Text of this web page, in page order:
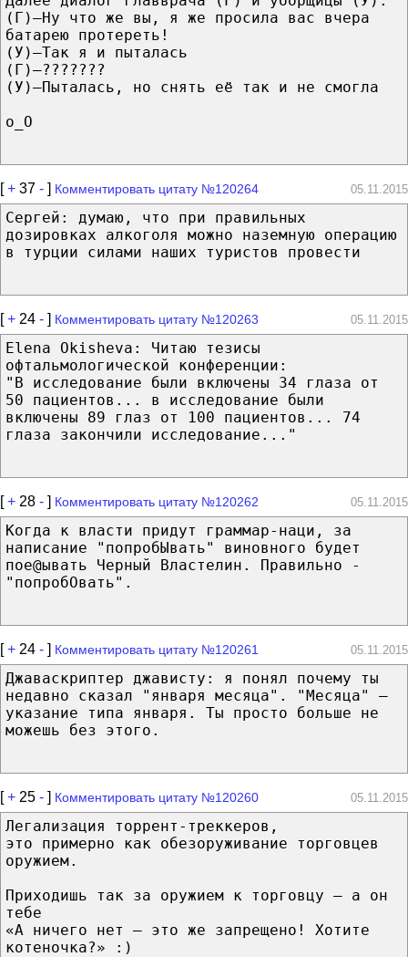
(Г)—Ну что же вы, я же просила вас вчера
батарею протереть!
(У)—Так я и пыталась
(Г)—???????
(У)—Пыталась, но снять её так и не смогла
о_О
[+ 37 - ] Комментировать цитату №120264 05.11.2015
Сергей: думаю, что при правильных
дозировках алкоголя можно наземную операцию
в турции силами наших туристов провести
[+ 24 - ] Комментировать цитату №120263 05.11.2015
Elena Okisheva: Читаю тезисы
офтальмологической конференции:
"В исследование были включены 34 глаза от
50 пациентов... в исследование были
включены 89 глаз от 100 пациентов... 74
глаза закончили исследование..."
[+ 28 - ] Комментировать цитату №120262 05.11.2015
Когда к власти придут граммар-наци, за
написание "попробЫвать" виновного будет
пое@ывать Черный Властелин. Правильно -
"попробОвать".
[+ 24 - ] Комментировать цитату №120261 05.11.2015
Джаваскриптер джависту: я понял почему ты
недавно сказал "января месяца". "Месяца" —
указание типа января. Ты просто больше не
можешь без этого.
[+ 25 - ] Комментировать цитату №120260 05.11.2015
Легализация торрент-треккеров,
это примерно как обезоруживание торговцев
оружием.
Приходишь так за оружием к торговцу — а он
тебе
«А ничего нет — это же запрещено! Хотите
котеночка?» :)